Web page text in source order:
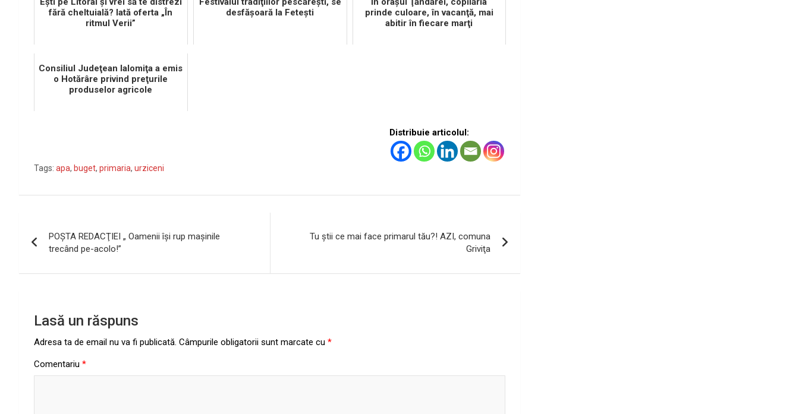
fără cheltuială? Iată oferta „În
ritmul Verii”
desfăşoară la Feteşti
prinde culoare, în vacanţă, mai
abitir în fiecare marţi
Consiliul Judeţean Ialomiţa a emis
o Hotărâre privind preţurile
produselor agricole
Distribuie articolul:
Tags: apa, buget, primaria, urziceni
în
articole
POŞTA REDACŢIEI „ Oamenii îşi rup maşinile
trecând pe-acolo!”
Tu ştii ce mai face primarul tău?! AZI, comuna
Griviţa
Lasă un răspuns
Adresa ta de email nu va fi publicată. Câmpurile obligatorii sunt marcate cu *
Comentariu *